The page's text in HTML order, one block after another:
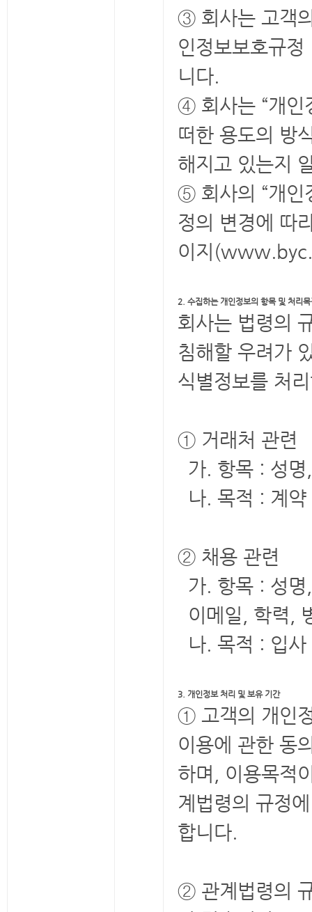
③ 회사는 고객
인정보보호규정
니다.
④ 회사는 “개인
떠한 용도의 방
해지고 있는지
⑤ 회사의 “개인
정의 변경에 따
이지
2. 수집하는 개인정보의 항목 및 처리
회사는 법령의
침해할 우려가
식별정보를 처
① 거래처 관련
가. 항목 : 성
나. 목적 : 계
② 채용 관련
가. 항목 : 성
이메일, 학력,
나. 목적 : 입
3. 개인정보 처리 및 보유 기간
① 고객의 개인
이용에 관한 동
하며, 이용목적
계법령의 규정
합니다.
② 관계법령의